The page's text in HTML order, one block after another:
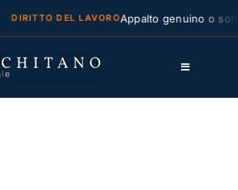
DIRITTO DEL LAVOROAppalto genuino o
Toggle